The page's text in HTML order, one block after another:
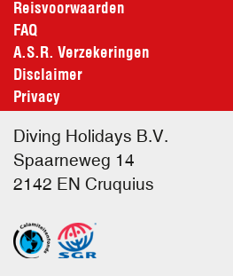
Reisvoorwaarden
FAQ
A.S.R. Verzekeringen
Disclaimer
Privacy
Diving Holidays B.V.
Spaarneweg 14
2142 EN Cruquius